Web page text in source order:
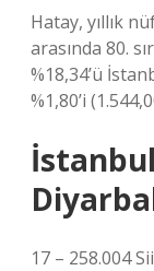
Hatay, yıllık
arasında 80.
%18,34’ü
%1,80’i
17 – 258.004